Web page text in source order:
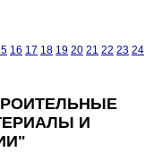
16 17 18 19 20 21 22 23 24
И